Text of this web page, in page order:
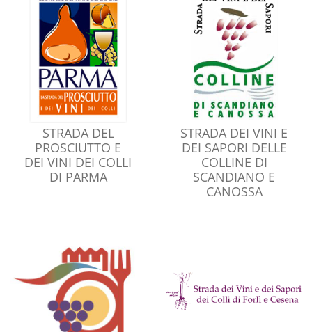
STRADA DEL
PROSCIUTTO E
DEI VINI DEI COLLI
DI PARMA
STRADA DEI VINI E
DEI SAPORI DELLE
COLLINE DI
SCANDIANO E
CANOSSA